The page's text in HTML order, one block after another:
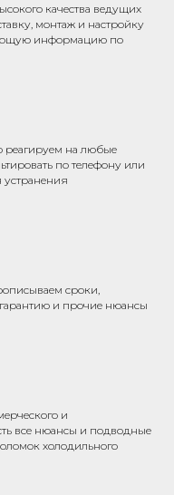
качества ведущих
монтаж и настройку
информацию по
реагируем на любые
по телефону или
устранения
сроки,
гарантию и прочие нюансы
и
все нюансы и подводные
холодильного